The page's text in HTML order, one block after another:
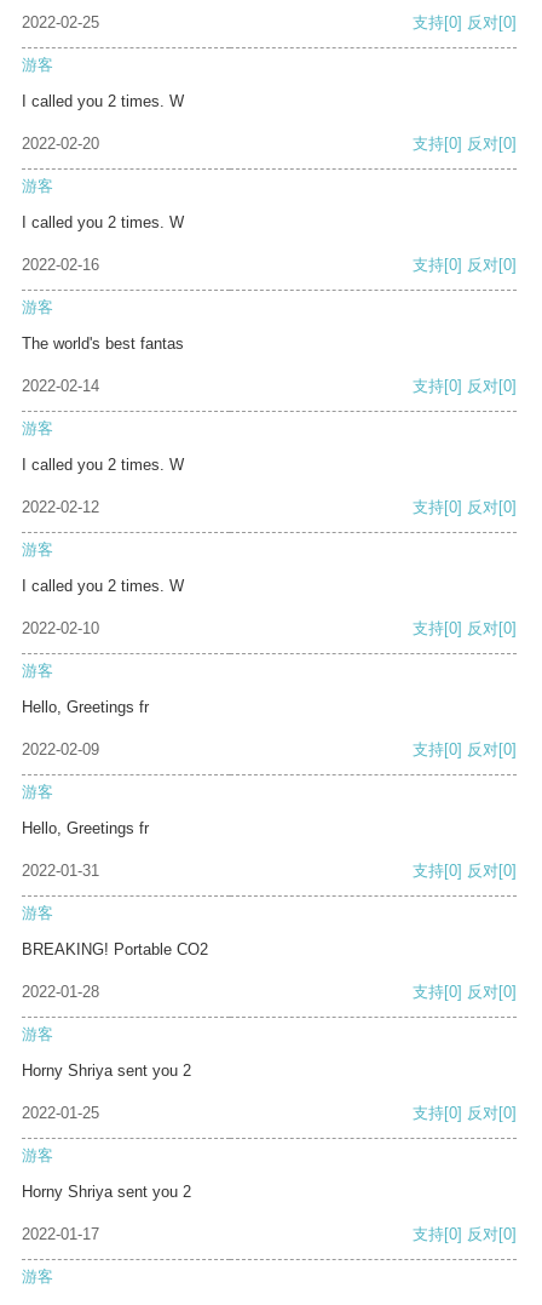
2022-02-25 支持[0] 反对[0]
游客
I called you 2 times. W
2022-02-20 支持[0] 反对[0]
游客
I called you 2 times. W
2022-02-16 支持[0] 反对[0]
游客
The world's best fantas
2022-02-14 支持[0] 反对[0]
游客
I called you 2 times. W
2022-02-12 支持[0] 反对[0]
游客
I called you 2 times. W
2022-02-10 支持[0] 反对[0]
游客
Hello, Greetings fr
2022-02-09 支持[0] 反对[0]
游客
Hello, Greetings fr
2022-01-31 支持[0] 反对[0]
游客
BREAKING! Portable CO2
2022-01-28 支持[0] 反对[0]
游客
Horny Shriya sent you 2
2022-01-25 支持[0] 反对[0]
游客
Horny Shriya sent you 2
2022-01-17 支持[0] 反对[0]
游客